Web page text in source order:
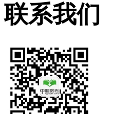
联系我们